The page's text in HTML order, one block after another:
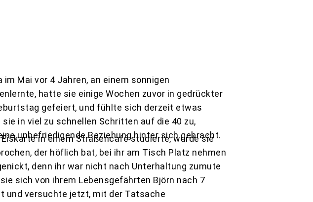
im Mai vor 4 Jahren, an einem sonnigen
hatte sie einige Wochen zuvor in gedrückter
gefeiert, und fühlte sich derzeit etwas
in viel zu schnellen Schritten auf die 40 zu,
unbefriedigende Beziehung hinter sich gebracht.
in einem Straßencafé studierte, wurde sie
der höflich bat, bei ihr am Tisch Platz nehmen
denn ihr war nicht nach Unterhaltung zumute
sich von ihrem Lebensgefährten Björn nach 7
und versuchte jetzt, mit der Tatsache